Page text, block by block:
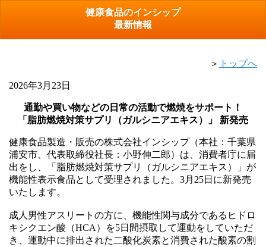
健康食品のインシップ
最新情報
＞ トップへ
2026年3月23日
通勤や買い物などの日常の活動で燃焼をサポート！
「脂肪燃焼対策サプリ（ガルシニアエキス）」 新発売
健康食品製造・販売の株式会社インシップ（本社：千葉県
浦安市、代表取締役社長：小野伸二郎）は、消費者庁に届
出をし、「脂肪燃焼対策サプリ（ガルシニアエキス）」が
機能性表示食品として受理されました。3月25日に新発売
いたします。
成人男性アスリートの方に、機能性関与成分であるヒドロ
キシクエン酸（HCA）を5日間摂取して運動をしていただ
き、運動中に排出された二酸化炭素と消費された酸素の割